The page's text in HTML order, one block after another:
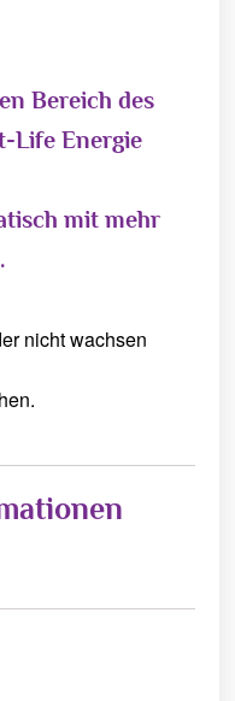
Bereich des
Life Energie
mit mehr
nicht wachsen